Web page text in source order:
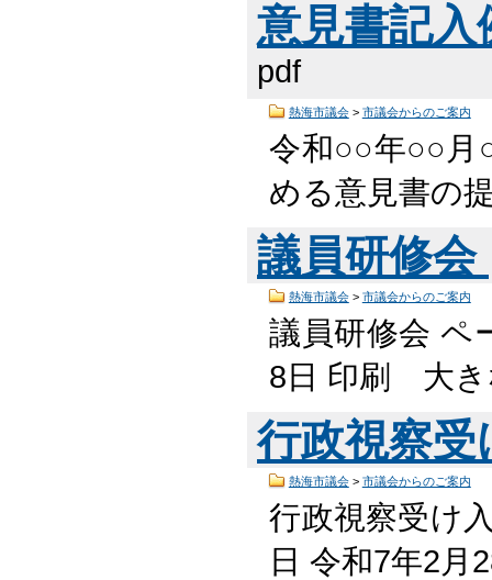
意見書記
pdf
熱海市議会> 市議会からのご案内
令和○○年○○月
める意見書の
議員研修会
熱海市議会> 市議会からのご案内
議員研修会
8日 印刷 大き
行政視察
熱海市議会> 市議会からのご案内
行政視察受け
日 令和7年2